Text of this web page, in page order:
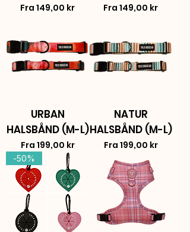
Fra 149,00 kr
Salgspris Fra 149,00 kr
Salgspris
URBAN
HALSBÅND (M-L)
Fra 199,00 kr
Salgspris
NATUR
HALSBÅND (M-L)
Fra 199,00 kr
Salgspris
-50%